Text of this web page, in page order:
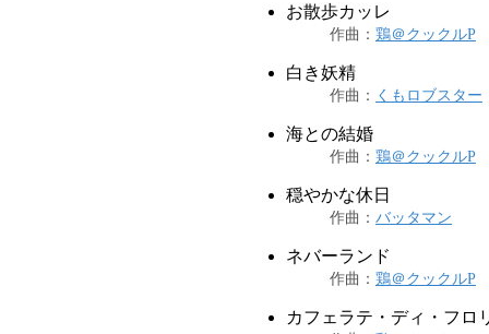
お散歩カッレ
作曲 ： 鶏＠クックルP
白き妖精
作曲 ： くもロブスター
海との結婚
作曲 ： 鶏＠クックルP
穏やかな休日
作曲 ： バッタマン
ネバーランド
作曲 ： 鶏＠クックルP
カフェラテ・ディ・フロ